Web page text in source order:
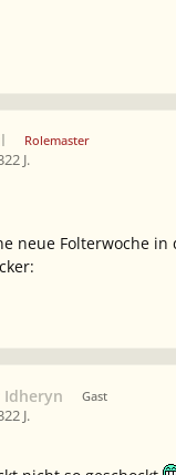
Rolemaster
22 J.
neue Folterwoche in
Idheryn Gast
22 J.